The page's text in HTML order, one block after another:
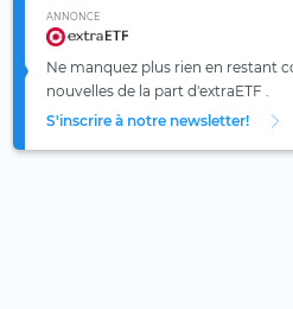
ANNONCE
Ne manquez plus rien en restant
nouvelles de la part d'extraETF .
S'inscrire à notre newsletter!